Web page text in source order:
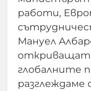
работи,
Мануел
глобалните
разглеждаме